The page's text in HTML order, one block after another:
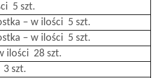
5 szt.
– w ilości 5 szt.
– w ilości 5 szt.
ilości 28 szt.
3 szt.